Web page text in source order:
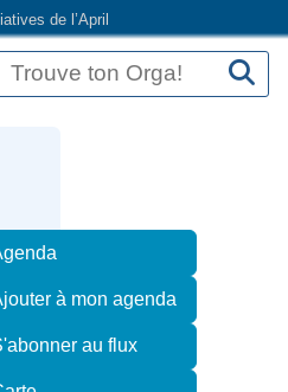
de l’April
à mon agenda
au flux